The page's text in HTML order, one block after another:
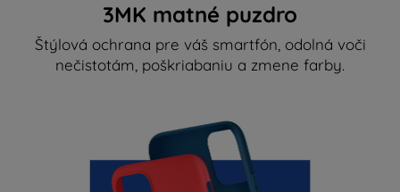
3MK matné puzdro
Štýlová ochrana pre váš smartfón, odolná voči
nečistotám, poškriabaniu a zmene farby.